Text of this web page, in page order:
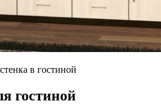
в гостиной
гостиной